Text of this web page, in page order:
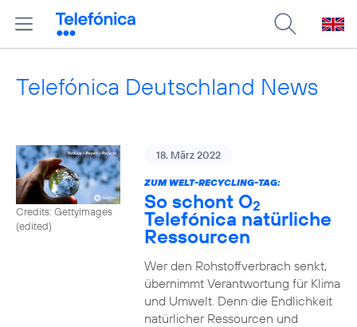
Telefónica Deutschland News
Credits: Gettyimages
(edited)
18. März 2022
ZUM WELT-RECYCLING-TAG:
So schont O2
Telefónica natürliche
Ressourcen
Wer den Rohstoffverbrach senkt,
übernimmt Verantwortung für Klima
und Umwelt. Denn die Endlichkeit
natürlicher Ressourcen und